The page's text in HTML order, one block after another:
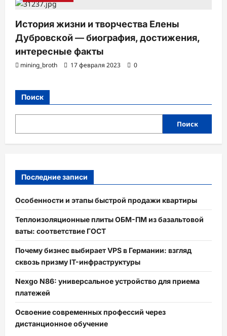
История жизни и творчества Елены
Дубровской — биография, достижения,
интересные факты
mining_broth 17 февраля 2023 0
Поиск
Поиск
Последние записи
Особенности и этапы быстрой продажи квартиры
Теплоизоляционные плиты ОБМ-ПМ из базальтовой
ваты: соответствие ГОСТ
Почему бизнес выбирает VPS в Германии: взгляд
сквозь призму IT-инфраструктуры
Nexgo N86: универсальное устройство для приема
платежей
Освоение современных профессий через
дистанционное обучение